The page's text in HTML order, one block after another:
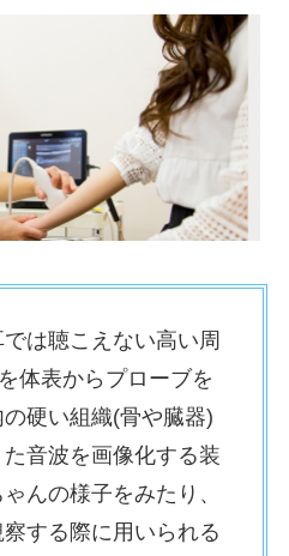
は聴こえない高い周
体表からプローブを
硬い組織(骨や臓器)
音波を画像化する装
んの様子をみたり、
する際に用いられる